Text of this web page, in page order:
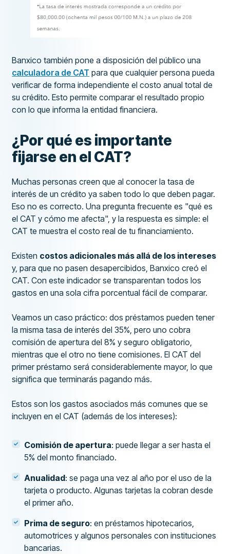
Banxico también pone a disposición del público una
calculadora de CAT para que cualquier persona pueda
verificar de forma independiente el costo anual total de
su crédito. Esto permite comparar el resultado propio
con lo que informa la entidad financiera.
¿Por qué es importante
fijarse en el CAT?
Muchas personas creen que al conocer la tasa de
interés de un crédito ya saben todo lo que deben pagar.
Eso no es correcto. Una pregunta frecuente es "qué es
el CAT y cómo me afecta", y la respuesta es simple: el
CAT te muestra el costo real de tu financiamiento.
Existen costos adicionales más allá de los intereses
y, para que no pasen desapercibidos, Banxico creó el
CAT. Con este indicador se transparentan todos los
gastos en una sola cifra porcentual fácil de comparar.
Veamos un caso práctico: dos préstamos pueden tener
la misma tasa de interés del 35%, pero uno cobra
comisión de apertura del 8% y seguro obligatorio,
mientras que el otro no tiene comisiones. El CAT del
primer préstamo será considerablemente mayor, lo que
significa que terminarás pagando más.
Estos son los gastos asociados más comunes que se
incluyen en el CAT (además de los intereses):
Comisión de apertura: puede llegar a ser hasta el
5% del monto financiado.
Anualidad: se paga una vez al año por el uso de la
tarjeta o producto. Algunas tarjetas la cobran desde
el primer año.
Prima de seguro: en préstamos hipotecarios,
automotrices y algunos personales con instituciones
bancarias.